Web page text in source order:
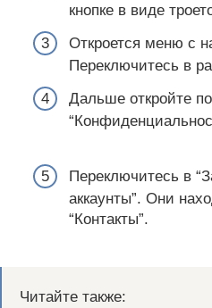
кнопке в виде
Откроется меню с
Переключитесь в
Дальше откройте
Переключитесь в
аккаунты”. Они
“Контакты”.
Читайте также: